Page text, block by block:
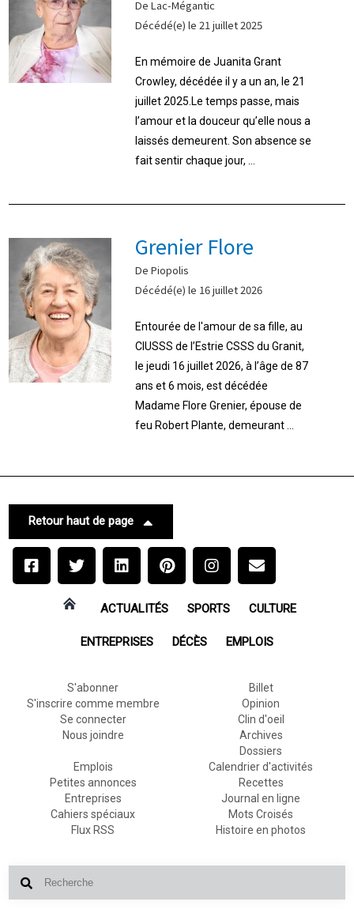
De Lac-Mégantic
Décédé(e) le 21 juillet 2025
En mémoire de Juanita Grant
Crowley, décédée il y a un an, le 21
juillet 2025.Le temps passe, mais
l’amour et la douceur qu’elle nous a
laissés demeurent. Son absence se
fait sentir chaque jour, ...
Grenier Flore
De Piopolis
Décédé(e) le 16 juillet 2026
Entourée de l'amour de sa fille, au
CIUSSS de l’Estrie CSSS du Granit,
le jeudi 16 juillet 2026, à l’âge de 87
ans et 6 mois, est décédée
Madame Flore Grenier, épouse de
feu Robert Plante, demeurant ...
Retour haut de page
ACTUALITÉS SPORTS CULTURE
ENTREPRISES DÉCÈS EMPLOIS
S'abonner
S'inscrire comme membre
Se connecter
Nous joindre
Billet
Opinion
Clin d'oeil
Archives
Dossiers
Emplois
Petites annonces
Entreprises
Cahiers spéciaux
Flux RSS
Calendrier d'activités
Recettes
Journal en ligne
Mots Croisés
Histoire en photos